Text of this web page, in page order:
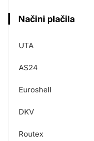
Načini plačila
UTA
AS24
Euroshell
DKV
Routex